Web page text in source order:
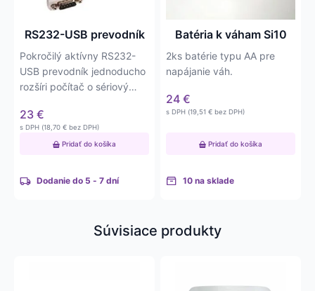
RS232-USB prevodník
Pokročilý aktívny RS232-
USB prevodník jednoducho
rozšíri počítač o sériový
23 €
s DPH (18,70 € bez DPH)
Pridať do košíka
Dodanie do 5 - 7 dní
Batéria k váham Si10
2ks batérie typu AA pre
napájanie váh.
24 €
s DPH (19,51 € bez DPH)
Pridať do košíka
10 na sklade
Súvisiace produkty
produkt